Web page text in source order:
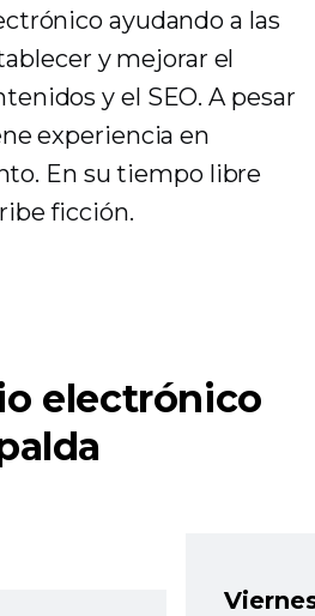
ayudando a las
y mejorar el
y el SEO. A pesar
experiencia en
En su tiempo libre
ficción.
electrónico